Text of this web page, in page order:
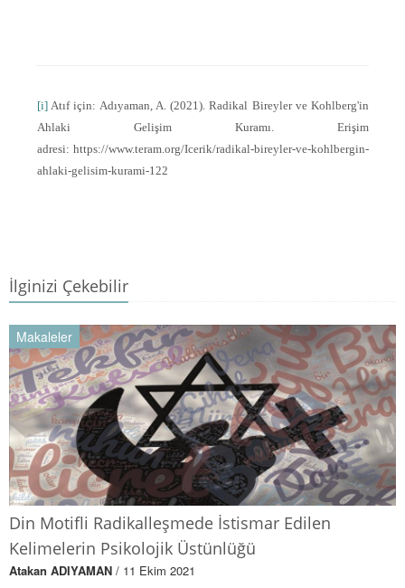
[i] Atıf için: Adıyaman, A. (2021). Radikal Bireyler ve Kohlberg'in
Ahlaki Gelişim Kuramı. Erişim
adresi: https://www.teram.org/Icerik/radikal-bireyler-ve-kohlbergin-
ahlaki-gelisim-kurami-122
İlginizi Çekebilir
Makaleler
Din Motifli Radikalleşmede İstismar Edilen
Kelimelerin Psikolojik Üstünlüğü
Atakan ADIYAMAN / 11 Ekim 2021